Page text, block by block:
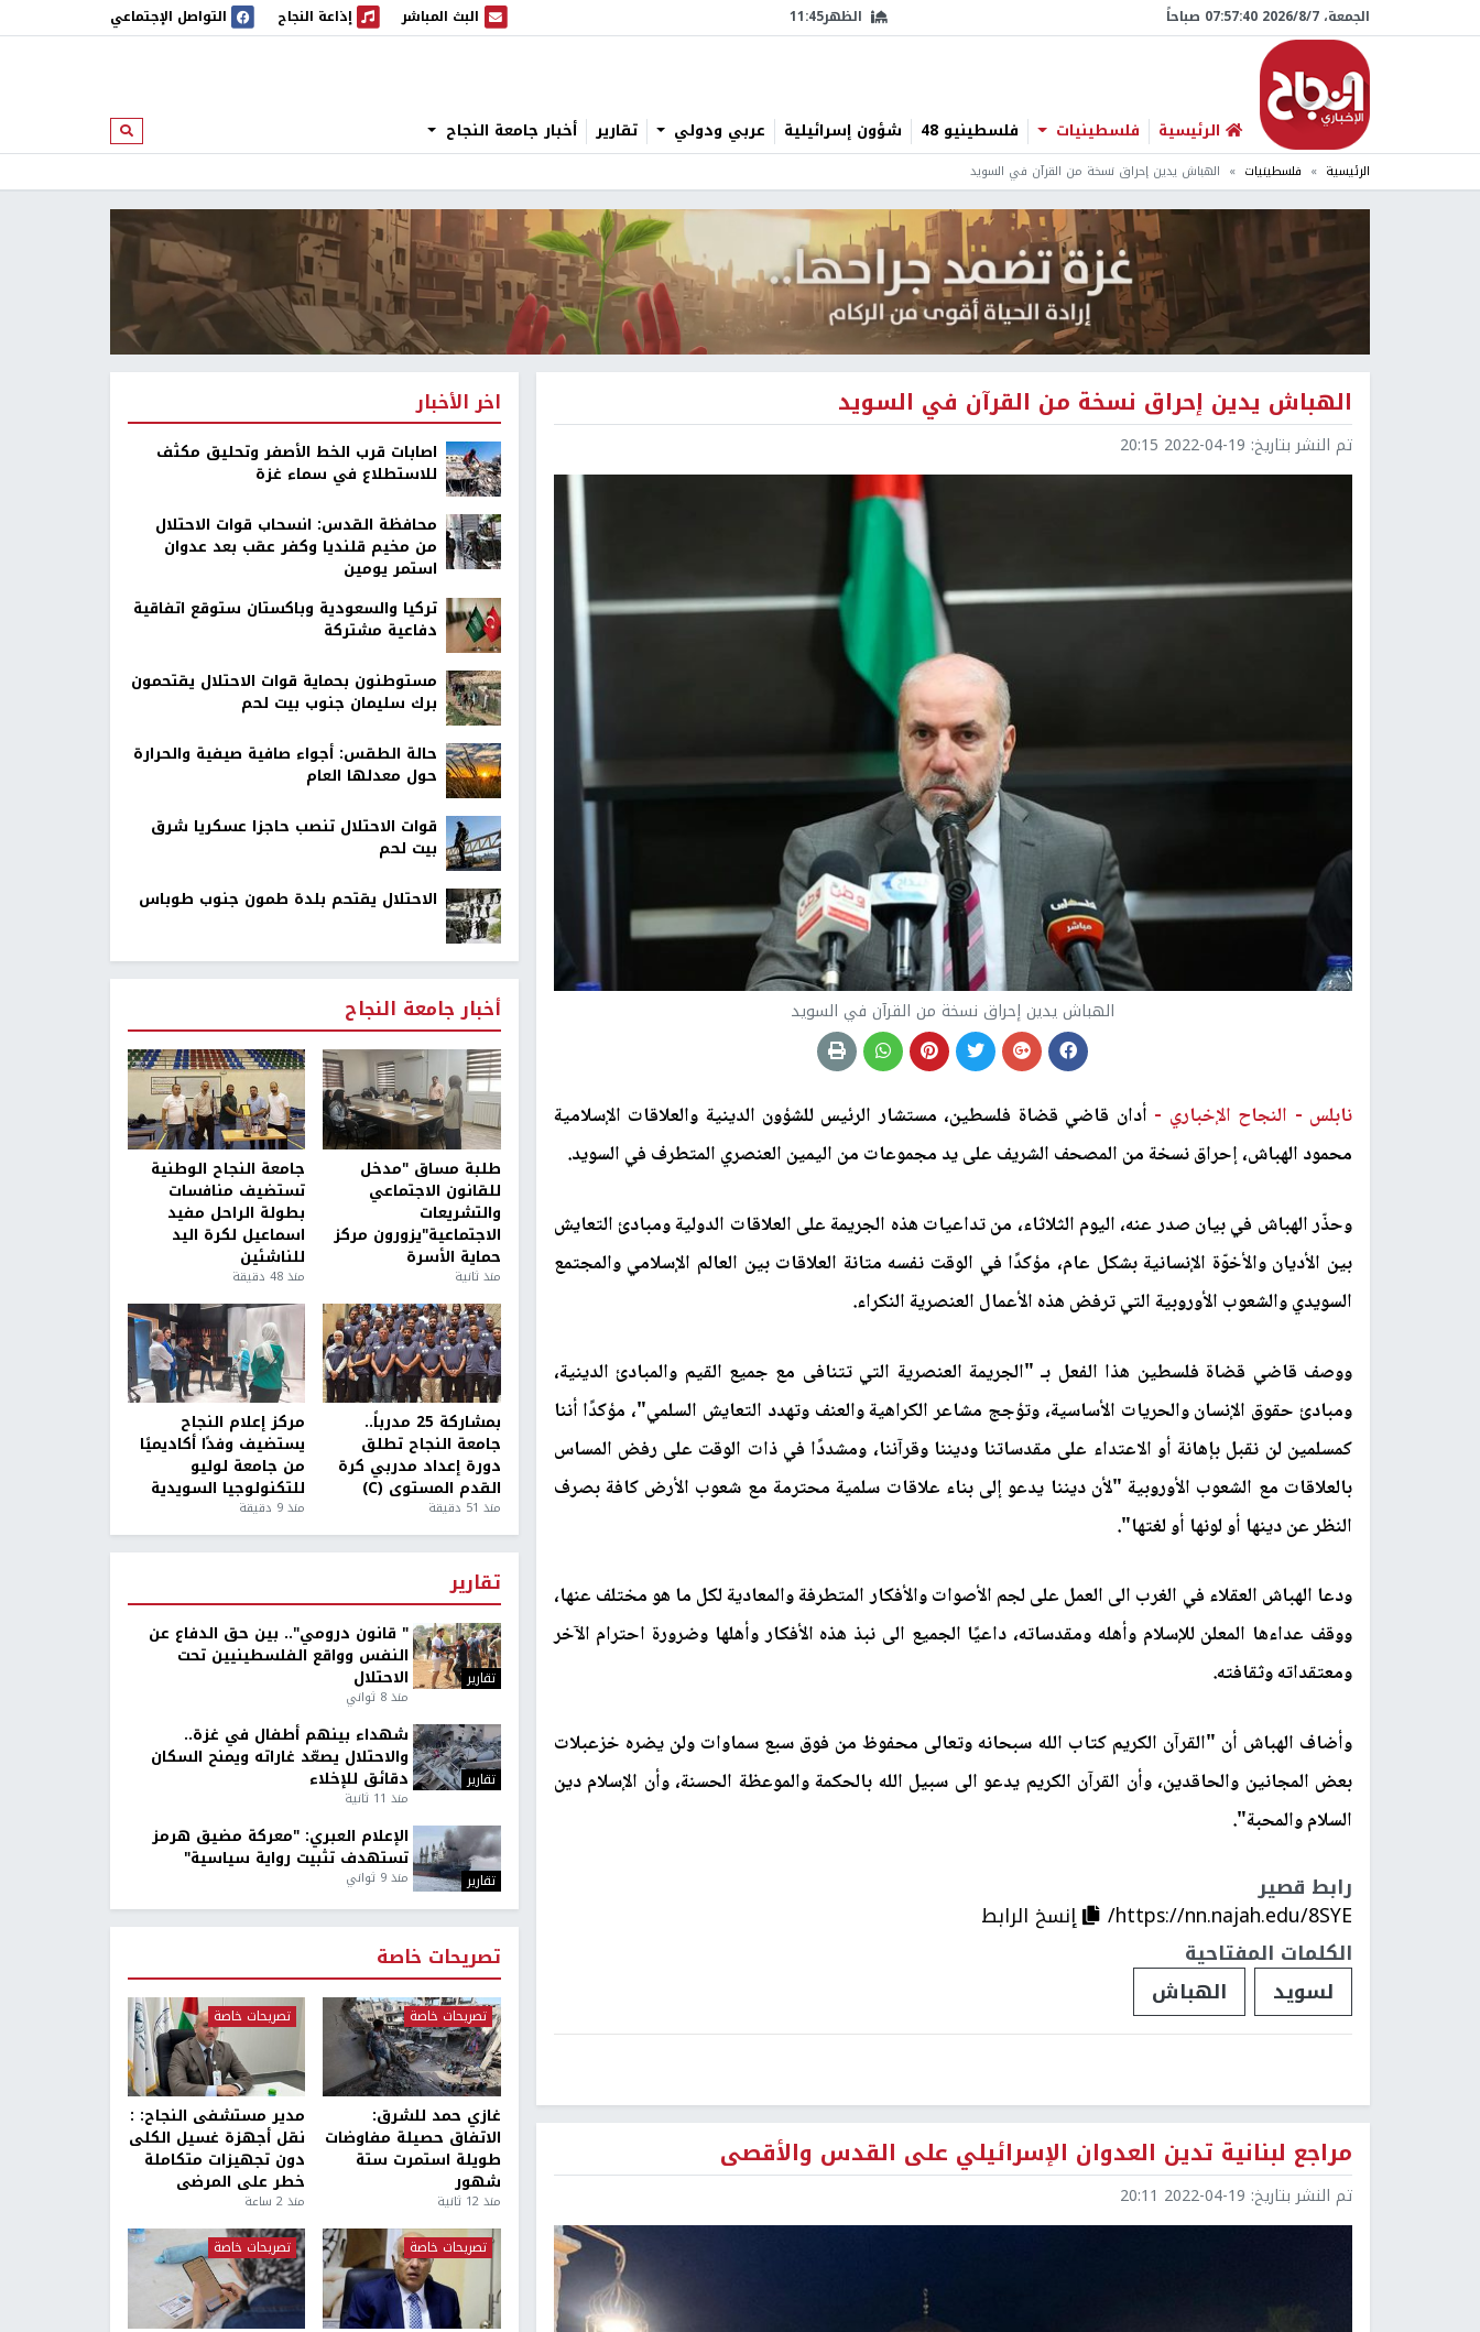
الجمعة، 7/‏8/‏2026 07:57:41 صباحاً الظهر11:45 البث المباشر
البث المباشر إذاعة النجاح
إذاعة النجاح التواصل الإجتماعي
الرئيسية فلسطينيات فلسطينيو 48 شؤون إسرائيلية عربي ودولي تقارير أخبار جامعة النجاح ابحث
الرئيسية فلسطينيات الهباش يدين إحراق نسخة من القرآن في السويد
الهباش يدين إحراق نسخة من القرآن في السويد
تم النشر بتاريخ: 2022-04-19 20:15
الهباش يدين إحراق نسخة من القرآن في السويد
نابلس - النجاح الإخباري - أدان قاضي قضاة فلسطين، مستشار الرئيس للشؤون الدينية والعلاقات الإسلامية
محمود الهباش، إحراق نسخة من المصحف الشريف على يد مجموعات من اليمين العنصري المتطرف في السويد.
وحذّر الهباش في بيان صدر عنه، اليوم الثلاثاء، من تداعيات هذه الجريمة على العلاقات الدولية ومبادئ التعايش
بين الأديان والأخوّة الإنسانية بشكل عام، مؤكدًا في الوقت نفسه متانة العلاقات بين العالم الإسلامي والمجتمع
السويدي والشعوب الأوروبية التي ترفض هذه الأعمال العنصرية النكراء.
ووصف قاضي قضاة فلسطين هذا الفعل بـ "الجريمة العنصرية التي تتنافى مع جميع القيم والمبادئ الدينية،
ومبادئ حقوق الإنسان والحريات الأساسية، وتؤجج مشاعر الكراهية والعنف وتهدد التعايش السلمي"، مؤكدًا أننا
كمسلمين لن نقبل بإهانة أو الاعتداء على مقدساتنا وديننا وقرآننا، ومشددًا في ذات الوقت على رفض المساس
بالعلاقات مع الشعوب الأوروبية "لأن ديننا يدعو إلى بناء علاقات سلمية محترمة مع شعوب الأرض كافة بصرف
النظر عن دينها أو لونها أو لغتها".
ودعا الهباش العقلاء في الغرب الى العمل على لجم الأصوات والأفكار المتطرفة والمعادية لكل ما هو مختلف عنها،
ووقف عداءها المعلن للإسلام وأهله ومقدساته، داعيًا الجميع الى نبذ هذه الأفكار وأهلها وضرورة احترام الآخر
ومعتقداته وثقافته.
وأضاف الهباش أن "القرآن الكريم كتاب الله سبحانه وتعالى محفوظ من فوق سبع سماوات ولن يضره خزعبلات
بعض المجانين والحاقدين، وأن القرآن الكريم يدعو الى سبيل الله بالحكمة والموعظة الحسنة، وأن الإسلام دين
السلام والمحبة".
رابط قصير
https://nn.najah.edu/8SYE/
إنسخ الرابط
الكلمات المفتاحية
لسويد
الهباش
مراجع لبنانية تدين العدوان الإسرائيلي على القدس والأقصى
تم النشر بتاريخ: 2022-04-19 20:11
اخر الأخبار
اصابات قرب الخط الأصفر وتحليق مكثف
للاستطلاع في سماء غزة
محافظة القدس: انسحاب قوات الاحتلال
من مخيم قلنديا وكفر عقب بعد عدوان
استمر يومين
تركيا والسعودية وباكستان ستوقع اتفاقية
دفاعية مشتركة
مستوطنون بحماية قوات الاحتلال يقتحمون
برك سليمان جنوب بيت لحم
حالة الطقس: أجواء صافية صيفية والحرارة
حول معدلها العام
قوات الاحتلال تنصب حاجزا عسكريا شرق
بيت لحم
الاحتلال يقتحم بلدة طمون جنوب طوباس
أخبار جامعة النجاح
طلبة مساق "مدخل
للقانون الاجتماعي
والتشريعات
الاجتماعية"يزورون مركز
حماية الأسرة
منذ ثانية
جامعة النجاح الوطنية
تستضيف منافسات
بطولة الراحل مفيد
اسماعيل لكرة اليد
للناشئين
منذ 48 دقيقة
بمشاركة 25 مدرباً..
جامعة النجاح تطلق
دورة إعداد مدربي كرة
القدم المستوى (C)
منذ 51 دقيقة
مركز إعلام النجاح
يستضيف وفدًا أكاديميًا
من جامعة لوليو
للتكنولوجيا السويدية
منذ 9 دقيقة
تقارير
تقارير
" قانون درومي".. بين حق الدفاع عن
النفس وواقع الفلسطينيين تحت
الاحتلال
منذ 8 ثواني
تقارير
شهداء بينهم أطفال في غزة..
والاحتلال يصعّد غاراته ويمنح السكان
دقائق للإخلاء
منذ 11 ثانية
تقارير
الإعلام العبري: "معركة مضيق هرمز
تستهدف تثبيت رواية سياسية"
منذ 9 ثواني
تصريحات خاصة
تصريحات خاصة
غازي حمد للشرق:
الاتفاق حصيلة مفاوضات
طويلة استمرت ستة
شهور
منذ 12 ثانية
تصريحات خاصة
مدير مستشفى النجاح: :
نقل أجهزة غسيل الكلى
دون تجهيزات متكاملة
خطر على المرضى
منذ 2 ساعة
تصريحات خاصة تصريحات خاصة